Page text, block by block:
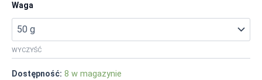
Waga
WYCZYŚĆ
8 w magazynie